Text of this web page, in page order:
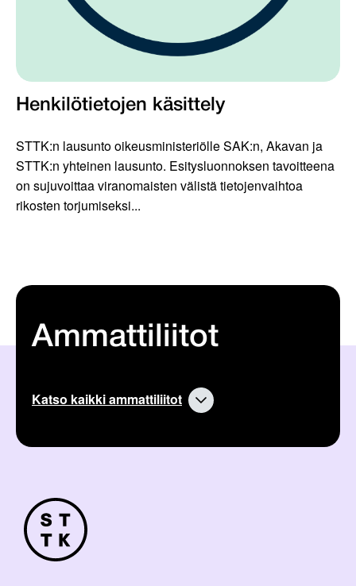
Henkilötietojen käsittely
STTK:n lausunto oikeusministeriölle SAK:n, Akavan ja
STTK:n yhteinen lausunto. Esitysluonnoksen tavoitteena
on sujuvoittaa viranomaisten välistä tietojenvaihtoa
rikosten torjumiseksi...
Ammattiliitot
Katso kaikki ammattiliitot